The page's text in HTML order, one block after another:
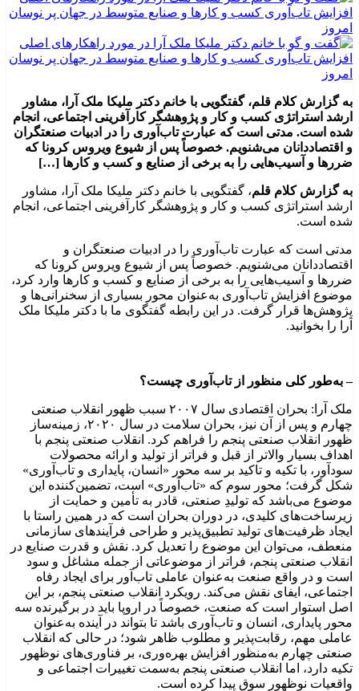
به گزارش کلام قلم، گفتگویی با خانم دکتر ملیکا ملک آرا، مشاور
ارشد استراتژی کسب و کار و پژوهشگر کارآفرینی اجتماعی، انجام
شده است. مدتی است که عبارت تاب‌آوری را در ادبیات صنعتگران
و اقتصاددانان می‌شنویم. خصوصاً پس از شیوع ویروس کرونا که
ضررها و آسیب‌هایی را به برخی از صنایع و کسب و کارها […]
به گزارش کلام قلم، گفتگویی با خانم دکتر ملیکا ملک آرا، مشاور
ارشد استراتژی کسب و کار و پژوهشگر کارآفرینی اجتماعی، انجام
شده است.
مدتی است که عبارت تاب‌آوری را در ادبیات صنعتگران و
اقتصاددانان می‌شنویم. خصوصاً پس از شیوع ویروس کرونا که
ضررها و آسیب‌هایی را به برخی از صنایع و کسب و کارها وارد کرد،
موضوع افزایش تاب‌آوری به‌عنوان محور بسیاری از سخنرانی‌ها و
پژوهش‌ها قرار گرفت. در این رابطه گفتگوی ما با دکتر ملیکا ملک
آرا را بخوانید.
– به‌طور کلی منظور از تاب‌آوری چیست؟
ملک آرا: بحران اقتصادی سال ۲۰۰۷ سبب ظهور انقلاب صنعتی
چهارم و پس از آن نیز، بحران سلامت در سال ۲۰۲۰، زمینه‌ساز
ظهور انقلاب صنعتی پنجم را فراهم کرد. انقلاب صنعتی پنجم با
اهداف بسیار والاتر از قبل و فراتر از تولید و ارائه محصولات
سودآور، با تکیه و تاکید بر سه محور «انسان، پایداری و تاب‌آوری»
شکل گرفت؛ محور سوم که «تاب‌آوری» است، تضمین‌کننده این
موضوع می‌باشد که تولیدِ صنعتی، قادر به تأمین و حمایت از
زیرساخت‌های کلیدی، در دوران بحران است که در همین راستا با
ایجاد ظرفیت‌های تولید تطبیق‌پذیر و طراحی فرآیندهای سازمانی
منعطف، می‌توان این موضوع را تعدیل کرد. نقش و قدرت صنایع در
انقلاب صنعتی پنجم، فراتر از موضوعاتی از جمله مشاغل و سود
است و در واقع صنعت به‌عنوان عاملی تاب‌آور برای ایجاد رفاه
اجتماعی، ایفای نقش می‌کند. رویکرد انقلاب صنعتی پنجم، بر این
اصل استوار است که صنعت، خصوصاً در اروپا باید در برگیرنده سه
محور پایداری، انسان و تاب‌آوری باشد تا بتواند در آینده به‌عنوان
عاملی مهم، رقابت‌پذیر و مطلوب ظاهر شود؛ در حالی که انقلاب
صنعتی چهارم به‌منظور افزایش بهره‌وری، بر فناوری‌های نوظهور
تکیه دارد، اما انقلاب صنعتی پنجم به‌سمت تغییرات اجتماعی و
واقعیات نوظهور سوق پیدا کرده است.